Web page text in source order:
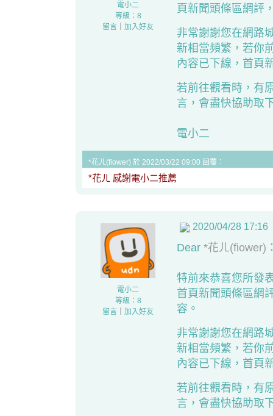
電小二
等級：8
留言
加入好友
頁新聞頭條區網評
非常謝謝您在網路
新相當頻繁，若你
內容已下線，首頁
若前往觀看時，有
言，會盡快協助取
電小二
*花ㄦ(fiower) 於 2022/03/22 09:00 回覆：
*花ㄦ 感謝電小二推薦
電小二
等級：8
留言
加入好友
2020/04/28 17:16
Dear *花ㄦ(fiower)
特前來恭喜您所發
首頁新聞頭條區網
容。
非常謝謝您在網路
新相當頻繁，若你
內容已下線，首頁
若前往觀看時，有
言，會盡快協助取